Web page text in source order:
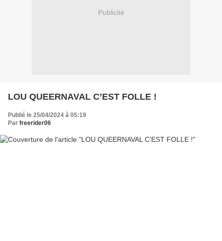
Publicité
LOU QUEERNAVAL C’EST FOLLE !
Publié le 25/04/2024 à 05:19
Par freerider06